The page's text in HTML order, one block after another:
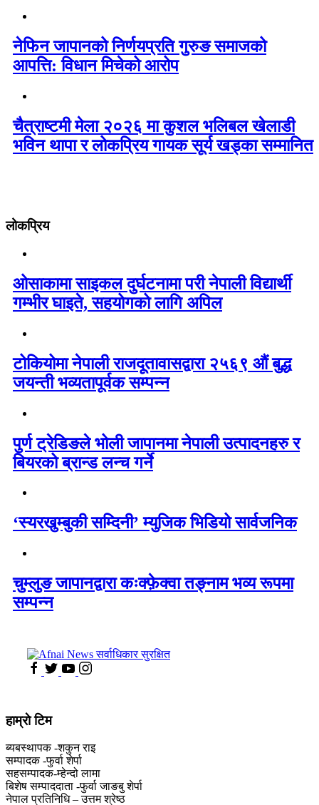
नेफिन जापानको निर्णयप्रति गुरुङ समाजको
आपत्ति: विधान मिचेको आरोप
चैत्राष्टमी मेला २०२६ मा कुशल भलिबल खेलाडी
भविन थापा र लोकप्रिय गायक सूर्य खड्का सम्मानित
लोकप्रिय
ओसाकामा साइकल दुर्घटनामा परी नेपाली विद्यार्थी
गम्भीर घाइते, सहयोगको लागि अपिल
टोकियोमा नेपाली राजदूतावासद्वारा २५६९ औं बुद्ध
जयन्ती भव्यतापूर्वक सम्पन्न
पुर्ण ट्रेडिङले भोली जापानमा नेपाली उत्पादनहरु र
बियरको ब्रान्ड लन्च गर्ने
‘स्यरखुम्बुकी सम्दिनी’ म्युजिक भिडियो सार्वजनिक
चुम्लुङ जापानद्वारा कःक्फ़ेक्वा तङ्नाम भव्य रूपमा
सम्पन्न
हाम्राे टिम
ब्यबस्थापक -शकुन राइ
सम्पादक -फुर्वा शेर्पा
सहसम्पादक-म्हेन्दो लामा
‍बिशेष सम्पाददाता -फुर्वा जा‌ङबु शेर्पा
नेपाल प्रतिनिधि – उत्तम श्रेष्ठ